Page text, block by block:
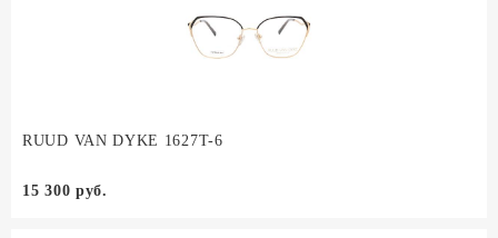
RUUD VAN DYKE 1627T-6
15 300 руб.